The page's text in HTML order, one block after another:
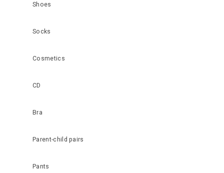
Shoes
Socks
Cosmetics
CD
Bra
Parent-child pairs
Pants